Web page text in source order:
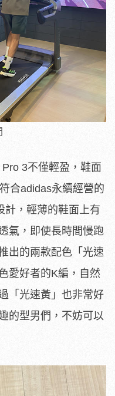
3不僅輕盈，鞋面
合adidas永續經營的
計，輕薄的鞋面上有
氣，即使長時間慢跑
出的兩款配色「光速
愛好者的K編，自然
「光速黃」也非常好
的型男們，不妨可以